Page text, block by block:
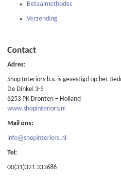
Betaalmethodes
Verzending
Contact
Adres:
Shop Interiors b.v. is gevestigd op het
De Dinkel 3-5
8253 PK Dronten – Holland
www.shopinteriors.nl
Mail ons:
info@shopinteriors.nl
Tel:
00(31)321 333686